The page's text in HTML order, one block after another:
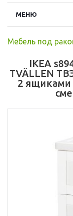
МЕНЮ
Мебель под
IKEA
TVÄLLEN
2